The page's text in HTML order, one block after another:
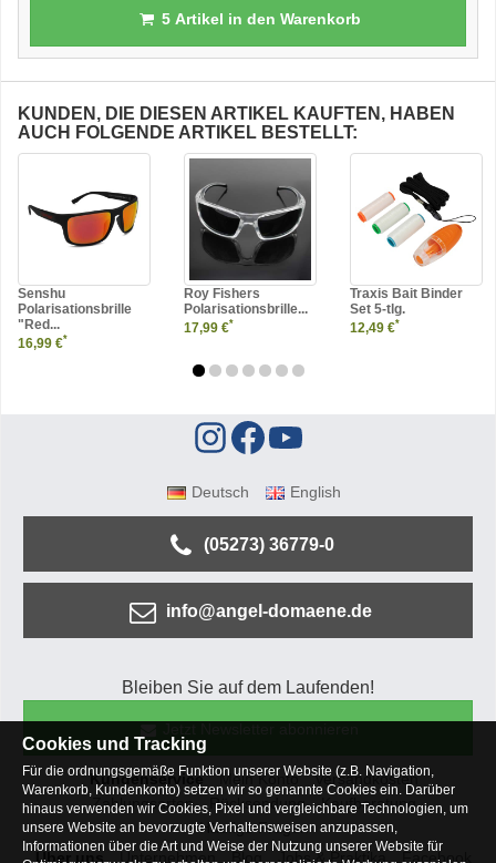
5Artikel in den Warenkorb
KUNDEN, DIE DIESEN ARTIKEL KAUFTEN, HABEN
AUCH FOLGENDE ARTIKEL BESTELLT:
Senshu
Polarisationsbrille
"Red...
16,99 €*
Roy Fishers
Polarisationsbrille...
17,99 €*
Traxis Bait Binder
Set 5-tlg.
12,49 €*
Deutsch English
(05273) 36779-0
info@angel-domaene.de
Bleiben Sie auf dem Laufenden!
Kundenservice Mein Konto
Versandkosten
Zahlungsarten
Rücksendung
Kaufberatung
Häufige Fragen
Über uns
Unternehmen Blog Jobs & Praktika Facebook
Cookies und Tracking
Für die ordnungsgemäße Funktion unserer Website (z.B. Navigation,
Warenkorb, Kundenkonto) setzen wir so genannte Cookies ein. Darüber
hinaus verwenden wir Cookies, Pixel und vergleichbare Technologien, um
unsere Website an bevorzugte Verhaltensweisen anzupassen,
Informationen über die Art und Weise der Nutzung unserer Website für